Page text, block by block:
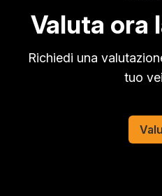
Valuta ora
Richiedi una
tuo